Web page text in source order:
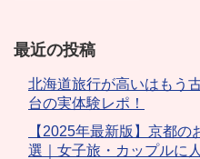
最近の投稿
北海道旅行が高いはもう
台の実体験レポ！
【2025年最新版】京都
選｜女子旅・カップルに